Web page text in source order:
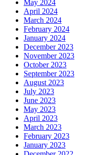
May 2024
April 2024
March 2024
February 2024
January 2024
December 2023
November 2023
October 2023
September 2023
August 2023
July 2023
June 2023
May 2023
April 2023
March 2023
February 2023
January 2023